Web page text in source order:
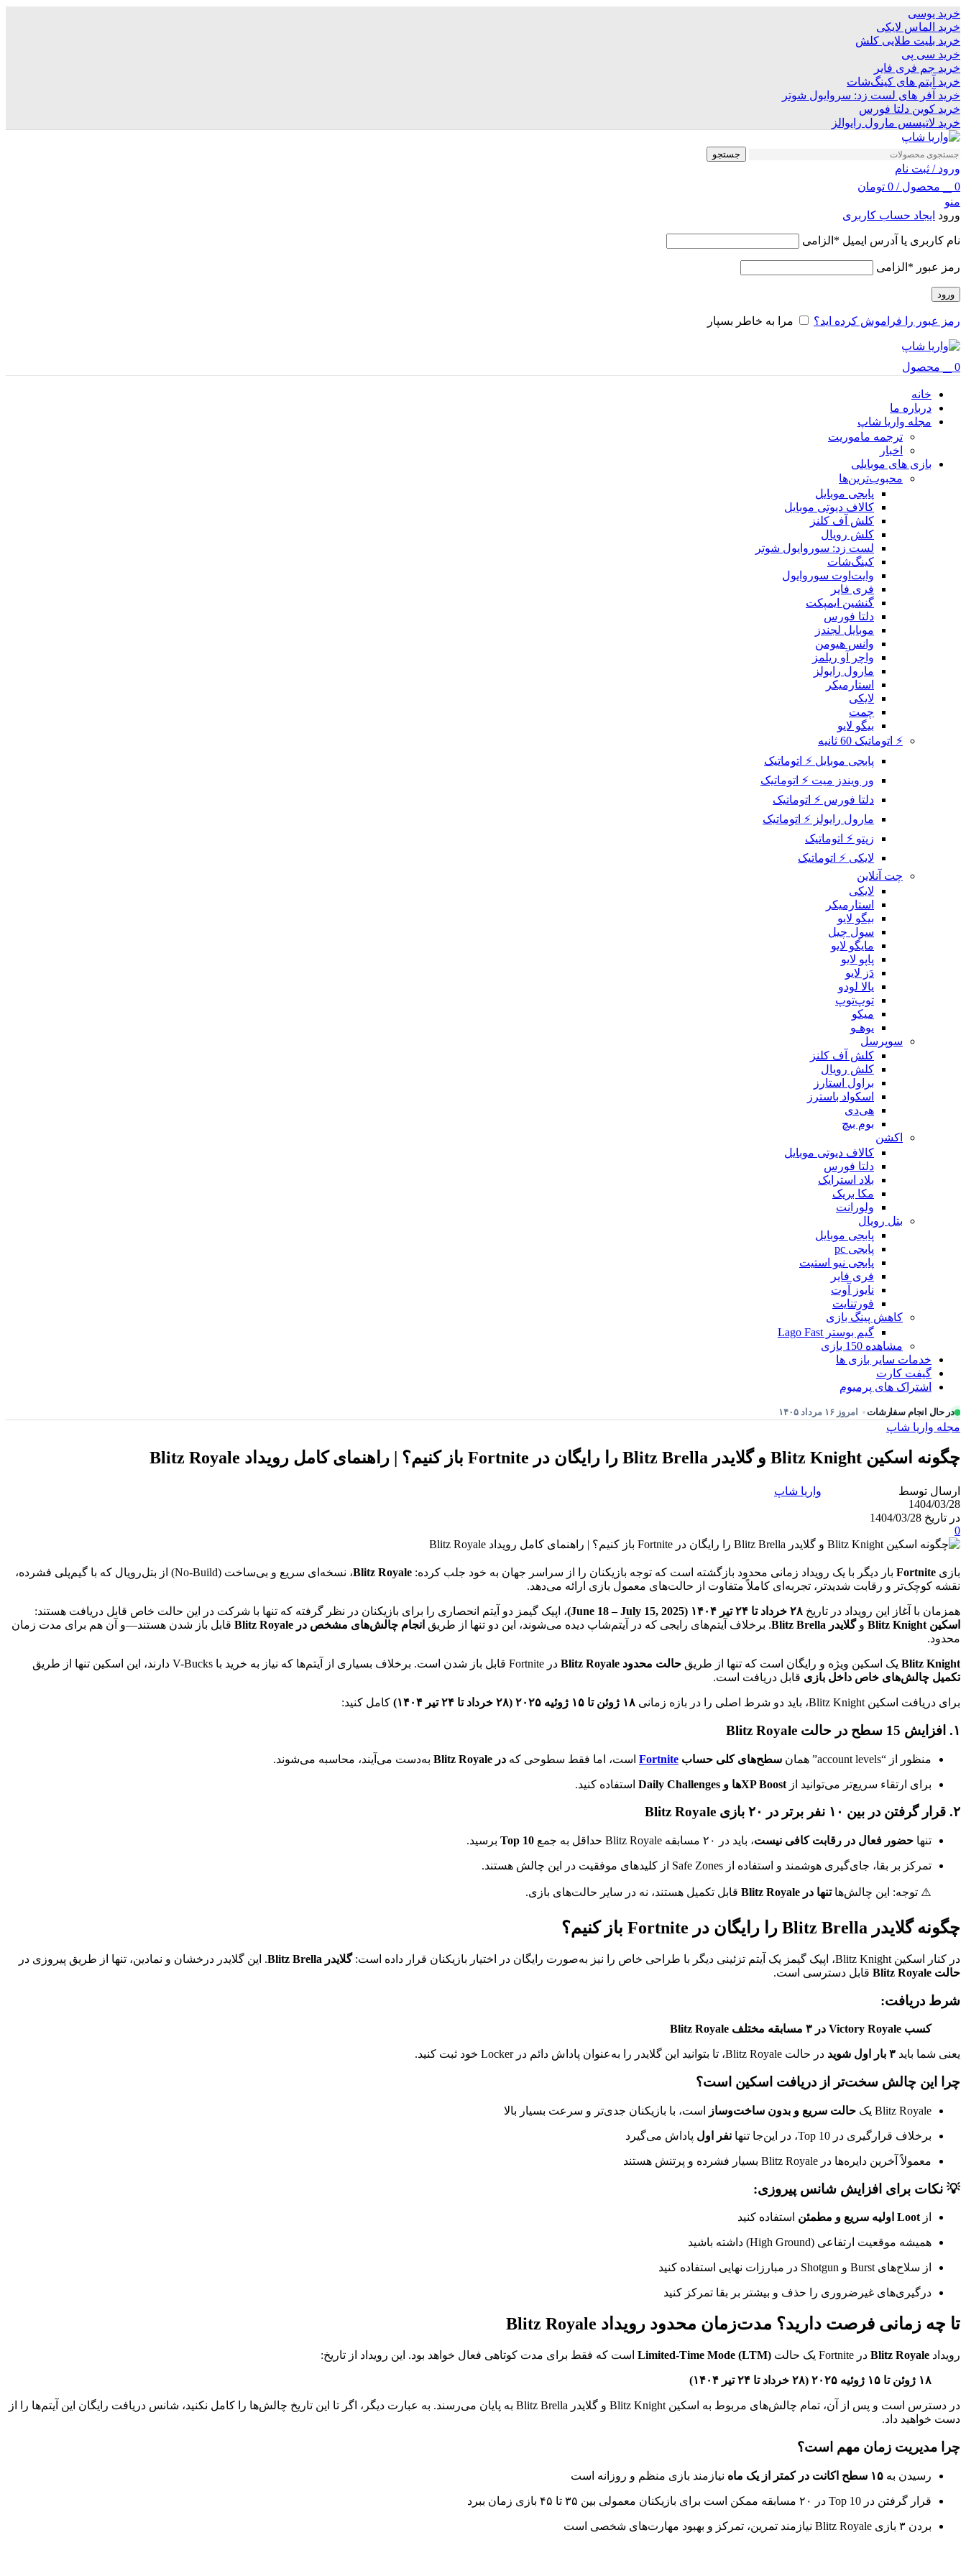
Skip
to
navigation
Skip
to
main
content
خرید یوسی
خرید الماس لایکی
خرید بلیت طلایی کلش
خرید سی پی
خرید جم فری فایر
خرید آیتم های کینگ‌شات
خرید آفر های لست زد: سروایول شوتر
خرید کوین دلتا فورس
خرید لاتیسس مارول رایوالز
جستجو
ورود / ثبت نام
0
محصول /
0 تومان
منو
ورود ایجاد حساب کاربری
نام کاربری یا آدرس ایمیل * الزامی
رمز عبور * الزامی
ورود
رمز عبور را فراموش کرده اید؟ مرا به خاطر بسپار
0 محصول
خانه
درباره ما
مجله واریا شاپ
ترجمه ماموریت
اخبار
بازی های موبایلی
محبوب‌ترین‌ها
پابجی موبایل
کالاف دیوتی موبایل
کلش آف کلنز
کلش رویال
لست زد: سوروایول شوتر
کینگ‌شات
وایت‌اوت سوروایول
فری فایر
گنشین ایمپکت
دلتا فورس
موبایل لجندز
وانس هیومن
واچر آو ریلمز
مارول رایولز
استارمیکر
لایکی
چمت
بیگو لایو
⚡ اتوماتیک 60 ثانیه
پابجی موبایل ⚡ اتوماتیک
ور ویندز میت ⚡ اتوماتیک
دلتا فورس ⚡ اتوماتیک
مارول رایولز ⚡ اتوماتیک
زپتو ⚡ اتوماتیک
لایکی ⚡ اتوماتیک
چت آنلاین
لایکی
استارمیکر
بیگو لایو
سول چیل
مایگو لایو
پاپو لایو
دَز لایو
یالا لودو
توپ‌توپ
میکو
یوهـو
سوپرسل
کلش آف کلنز
کلش رویال
براول استارز
اسکواد باسترز
هی‌دی
بوم بیچ
اکشن
کالاف دیوتی موبایل
دلتا فورس
بلاد استرایک
مکا بریک
ولورانت
بتل رویال
پابجی موبایل
پابجی pc
پابجی نیو استیت
فری فایر
نایوز آوت
فورتنایت
کاهش پینگ بازی
گیم بوستر Lago Fast
مشاهده 150 بازی
خدمات سایر بازی ها
گیفت کارت
اشتراک های پرمیوم
در حال انجام سفارشات امروز ۱۶ مرداد ۱۴۰۵
مجله واریا شاپ
چگونه اسکین Blitz Knight و گلایدر Blitz Brella را رایگان در Fortnite باز کنیم؟ | راهنمای کامل رویداد Blitz Royale
ارسال توسط
واریا شاپ
1404/03/28
در تاریخ 1404/03/28
0
بازی Fortnite بار دیگر با یک رویداد زمانی محدود بازگشته است که توجه بازیکنان را از سراسر جهان به خود جلب کرده: Blitz Royale
، نسخه‌ای سریع و بی‌ساخت (No-Build) از بتل‌رویال که با گیم‌پلی فشرده،
نقشه کوچک‌تر و رقابت شدیدتر، تجربه‌ای کاملاً متفاوت از حالت‌های معمول بازی ارائه می‌دهد.
همزمان با آغاز این رویداد در تاریخ ۲۸ خرداد تا ۲۴ تیر ۱۴۰۴ (June 18 – July 15, 2025)
، اپیک گیمز دو آیتم انحصاری را برای بازیکنان در نظر گرفته که تنها با شرکت در این حالت خاص قابل دریافت هستند:
اسکین Blitz Knight
وگلایدر Blitz Brella . برخلاف آیتم‌های رایجی که در آیتم‌شاپ دیده می‌شوند، این دو تنها از طریق انجام چالش‌های مشخص در Blitz Royale
قابل باز شدن هستند—و آن هم برای مدت زمان
محدود.
Blitz Knight یک اسکین ویژه و رایگان است که تنها از طریق حالت محدود Blitz Royale
در Fortnite قابل باز شدن است. برخلاف بسیاری از آیتم‌ها که نیاز به خرید با V-Bucks دارند، این اسکین تنها از طریق
تکمیل چالش‌های خاص داخل بازی قابل دریافت است.
برای دریافت اسکین Blitz Knight، باید دو شرط اصلی را در بازه زمانی ۱۸ ژوئن تا ۱۵ ژوئیه ۲۰۲۵ (۲۸ خرداد تا ۲۴ تیر ۱۴۰۴) کامل کنید:
۱. افزایش 15 سطح در حالت Blitz Royale
منظور از “account levels” همان سطح‌های کلی حساب Fortnite است، اما فقط سطوحی که در Blitz Royale به‌دست می‌آیند، محاسبه می‌شوند.
برای ارتقاء سریع‌تر می‌توانید از XP Boostها و Daily Challenges استفاده کنید.
۲. قرار گرفتن در بین ۱۰ نفر برتر در ۲۰ بازی Blitz Royale
تنها حضور فعال در رقابت کافی نیست، باید در ۲۰ مسابقه Blitz Royale حداقل به جمع Top 10 برسید.
تمرکز بر بقا، جای‌گیری هوشمند و استفاده از Safe Zones از کلیدهای موفقیت در این چالش هستند.
⚠️ توجه: این چالش‌هاتنها در Blitz Royale قابل تکمیل هستند، نه در سایر حالت‌های بازی.
چگونه گلایدر Blitz Brella را رایگان در Fortnite باز کنیم؟
در کنار اسکین Blitz Knight، اپیک گیمز یک آیتم تزئینی دیگر با طراحی خاص را نیز به‌صورت رایگان در اختیار بازیکنان قرار داده است: گلایدر Blitz Brella
. این گلایدر درخشان و نمادین، تنها از طریق پیروزی در
حالت Blitz Royale
قابل دسترسی است.
شرط دریافت:
کسب Victory Royale در ۳ مسابقه مختلف Blitz Royale
یعنی شما باید ۳ بار اول شوید در حالت Blitz Royale، تا بتوانید این گلایدر را به‌عنوان پاداش دائم در Locker خود ثبت کنید.
چرا این چالش سخت‌تر از دریافت اسکین است؟
Blitz Royale یک حالت سریع و بدون ساخت‌وساز است، با بازیکنان جدی‌تر و سرعت بسیار بالا
برخلاف قرارگیری در Top 10، در این‌جا تنها نفر اول پاداش می‌گیرد
معمولاً آخرین دایره‌ها در Blitz Royale بسیار فشرده و پرتنش هستند
💡 نکات برای افزایش شانس پیروزی:
از Loot اولیه سریع و مطمئن استفاده کنید
همیشه موقعیت ارتفاعی (High Ground) داشته باشید
از سلاح‌های Burst و Shotgun در مبارزات نهایی استفاده کنید
درگیری‌های غیرضروری را حذف و بیشتر بر بقا تمرکز کنید
تا چه زمانی فرصت دارید؟ مدت‌زمان محدود رویداد Blitz Royale
رویداد Blitz Royale در Fortnite یک حالت Limited-Time Mode (LTM) است که فقط برای مدت کوتاهی فعال خواهد بود. این رویداد از تاریخ:
۱۸ ژوئن تا ۱۵ ژوئیه ۲۰۲۵ (۲۸ خرداد تا ۲۴ تیر ۱۴۰۴)
در دسترس است و پس از آن، تمام چالش‌های مربوط به اسکین Blitz Knight و گلایدر Blitz Brella به پایان می‌رسند. به عبارت دیگر، اگر تا این تاریخ چالش‌ها را کامل نکنید، شانس دریافت رایگان این آیتم‌ها را از
دست خواهید داد.
چرا مدیریت زمان مهم است؟
رسیدن به ۱۵ سطح اکانت در کمتر از یک ماه نیازمند بازی منظم و روزانه است
قرار گرفتن در Top 10 در ۲۰ مسابقه ممکن است برای بازیکنان معمولی بین ۳۵ تا ۴۵ بازی زمان ببرد
بردن ۳ بازی Blitz Royale نیازمند تمرین، تمرکز و بهبود مهارت‌های شخصی است